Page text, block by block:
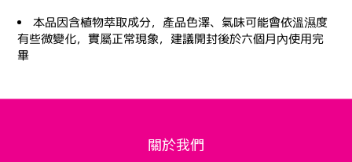
本品因含植物萃取成分，產品色澤、氣味可能會依溫濕度
有些微變化，實屬正常現象，建議開封後於六個月內使用完
畢
關於我們